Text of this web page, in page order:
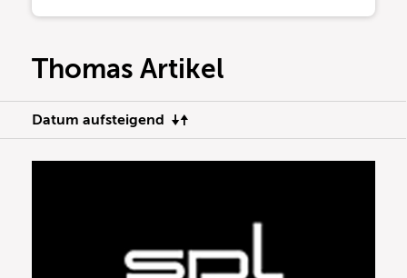
Thomas Artikel
Datum aufsteigend